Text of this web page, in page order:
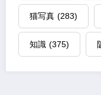
猫写真 (283)
知識 (375)